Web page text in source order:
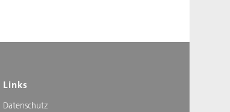
Links
Datenschutz